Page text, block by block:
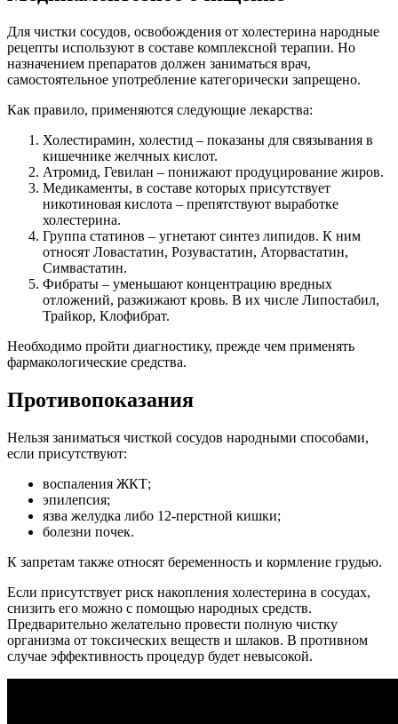
Для чистки сосудов, освобождения от холестерина народные
рецепты используют в составе комплексной терапии. Но
назначением препаратов должен заниматься врач,
самостоятельное употребление категорически запрещено.
Как правило, применяются следующие лекарства:
Холестирамин, холестид – показаны для связывания в
кишечнике желчных кислот.
Атромид, Гевилан – понижают продуцирование жиров.
Медикаменты, в составе которых присутствует
никотиновая кислота – препятствуют выработке
холестерина.
Группа статинов – угнетают синтез липидов. К ним
относят Ловастатин, Розувастатин, Аторвастатин,
Симвастатин.
Фибраты – уменьшают концентрацию вредных
отложений, разжижают кровь. В их числе Липостабил,
Трайкор, Клофибрат.
Необходимо пройти диагностику, прежде чем применять
фармакологические средства.
Противопоказания
Нельзя заниматься чисткой сосудов народными способами,
если присутствуют:
воспаления ЖКТ;
эпилепсия;
язва желудка либо 12-перстной кишки;
болезни почек.
К запретам также относят беременность и кормление грудью.
Если присутствует риск накопления холестерина в сосудах,
снизить его можно с помощью народных средств.
Предварительно желательно провести полную чистку
организма от токсических веществ и шлаков. В противном
случае эффективность процедур будет невысокой.